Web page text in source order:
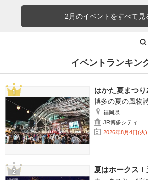
2月のイベントをすべて見
イベントランキン
はかた夏まつり
博多の夏の風物
福岡県
JR博多シティ
2026年8月4日(火
夏はホークス